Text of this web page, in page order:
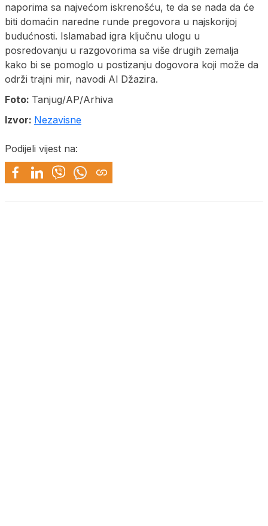
naporima sa najvećom iskrenošću, te da se nada da će
biti domaćin naredne runde pregovora u najskorijoj
budućnosti. Islamabad igra ključnu ulogu u
posredovanju u razgovorima sa više drugih zemalja
kako bi se pomoglo u postizanju dogovora koji može da
održi trajni mir, navodi Al Džazira.
Foto: Tanjug/AP/Arhiva
Izvor: Nezavisne
Podijeli vijest na: